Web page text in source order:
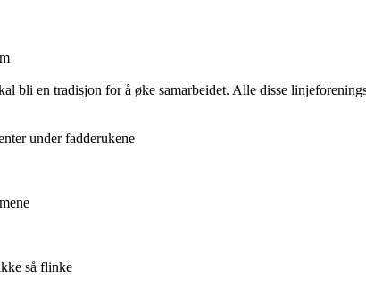
en tradisjon for å øke samarbeidet. Alle disse
under fadderukene
så flinke